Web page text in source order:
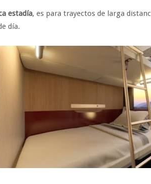
estadía, es para trayectos de larga
día.